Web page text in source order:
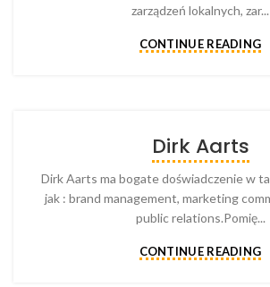
zarządzeń lokalnych, zar...
CONTINUE READING
Dirk Aarts
Dirk Aarts ma bogate doświadczenie w
jak : brand management, marketing
public relations.Pomię...
CONTINUE READING